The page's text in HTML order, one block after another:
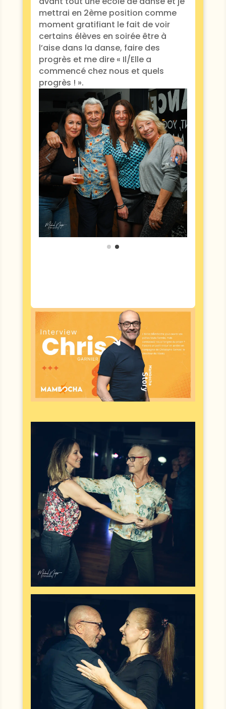
mettrai en 2ème position comme
moment gratifiant le fait de voir
certains élèves en soirée être à
l’aise dans la danse, faire des
progrès et me dire « Il/Elle a
commencé chez nous et quels
progrès ! ».